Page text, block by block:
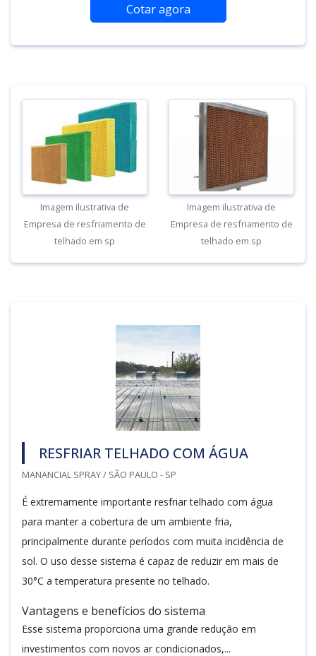
Cotar agora
Imagem ilustrativa de
Empresa de resfriamento de
telhado em sp
Imagem ilustrativa de
Empresa de resfriamento de
telhado em sp
RESFRIAR TELHADO COM ÁGUA
MANANCIAL SPRAY / SÃO PAULO - SP
É extremamente importante resfriar telhado com água
para manter a cobertura de um ambiente fria,
principalmente durante períodos com muita incidência de
sol. O uso desse sistema é capaz de reduzir em mais de
30°C a temperatura presente no telhado.
Vantagens e benefícios do sistema
Esse sistema proporciona uma grande redução em
investimentos com novos ar condicionados,...